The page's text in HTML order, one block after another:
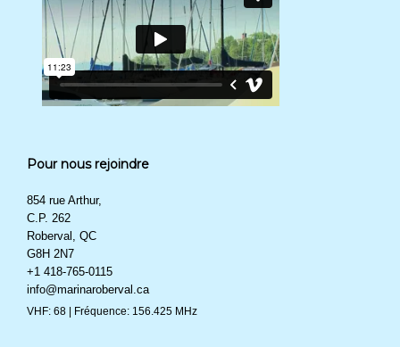
Pour nous rejoindre
854 rue Arthur,
C.P. 262
Roberval, QC
G8H 2N7
+1 418-765-0115
info@marinaroberval.ca
VHF: 68 | Fréquence: 156.425 MHz